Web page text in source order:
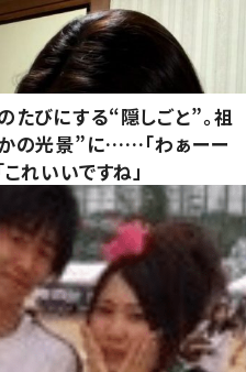
びにする“隠しごと”。祖
の光景”に……「わぁーー
これいいですね」